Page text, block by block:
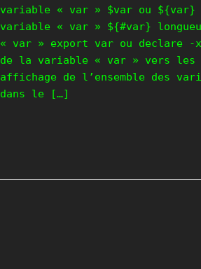
variable « var » $var ou ${var}
variable « var » ${#var}
« var » export var ou declare -
de la variable « var » vers
affichage de l’ensemble des
dans le […]